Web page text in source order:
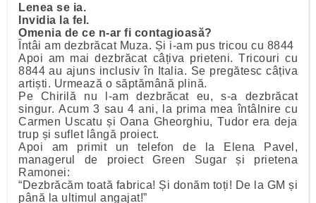
Lenea se ia.
Invidia la fel.
Omenia de ce n-ar fi contagioasă?
Întâi am dezbrăcat Muza. Și i-am pus tricou cu 8844
Apoi am mai dezbrăcat câțiva prieteni. Tricouri cu
8844 au ajuns inclusiv în Italia. Se pregătesc câțiva
artiști. Urmează o săptămână plină.
Pe Chirilă nu l-am dezbrăcat eu, s-a dezbrăcat
singur. Acum 3 sau 4 ani, la prima mea întâlnire cu
Carmen Uscatu și Oana Gheorghiu, Tudor era deja
trup și suflet lângă proiect.
Apoi am primit un telefon de la Elena Pavel,
managerul de proiect Green Sugar și prietena
Ramonei:
“Dezbrăcăm toată fabrica! Și donăm toți! De la GM și
până la ultimul angajat!”